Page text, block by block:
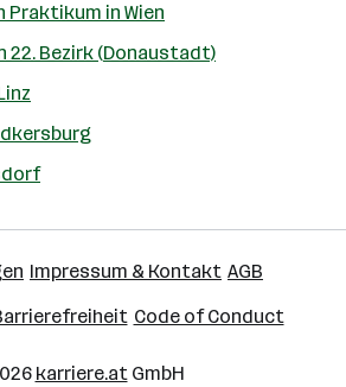
Praktikum in Wien
22. Bezirk (Donaustadt)
Impressum & Kontakt AGB
Code of Conduct
karriere.atGmbH